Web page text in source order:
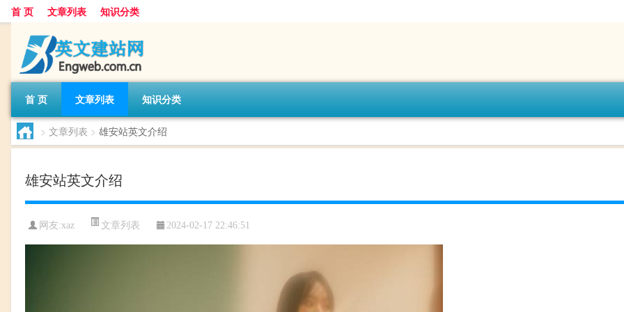
首 页 文章列表 知识分类
首 页 文章列表 知识分类
> 文章列表 > 雄安站英文介绍
雄安站英文介绍
网友:xaz 文章列表 2024-02-17 22:46:51